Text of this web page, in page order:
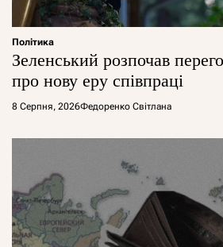
Політика
Зеленський розпочав
про нову еру співпраці
8 Серпня, 2026Федоренко Світлана